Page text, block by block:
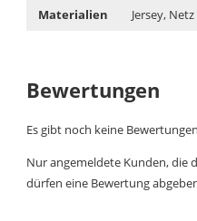
Materialien
Jersey, Netz
Bewertungen
Es gibt noch keine
Nur angemeldete Kunden, die
dürfen eine Bewertung